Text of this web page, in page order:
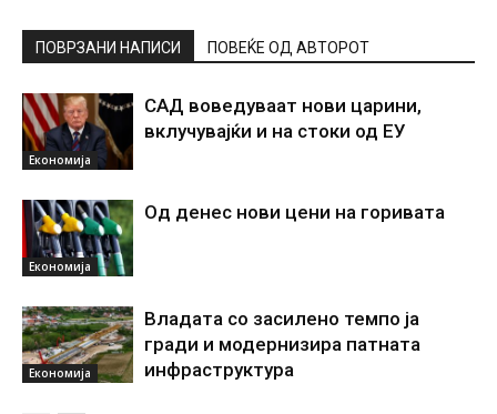
ПОВРЗАНИ НАПИСИ ПОВЕЌЕ ОД АВТОРОТ
Економија
САД воведуваат нови царини,
вклучувајќи и на стоки од ЕУ
Економија
Од денес нови цени на горивата
Економија
Владата со засилено темпо ја
гради и модернизира патната
инфраструктура